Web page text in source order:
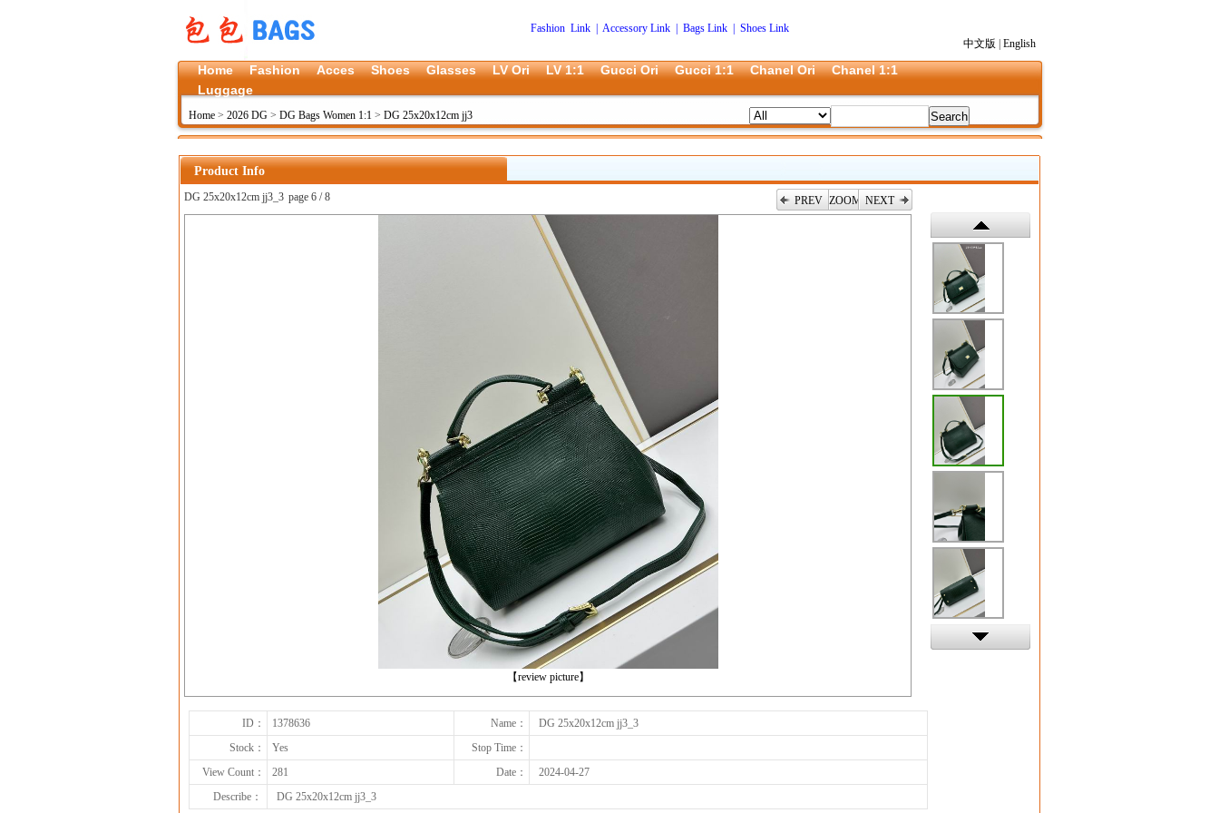
Fashion Link Accessory Link| Bags Link| Shoes Link
中文版
English
Home Fashion Acces Shoes Glasses LV Ori LV 1:1 Gucci Ori Gucci 1:1 Chanel Ori
Chanel 1:1
Luggage
Home > 2026 DG > DG Bags Women 1:1 > DG 25x20x12cm jj3
Product Info
DG 25x20x12cm jj3_3 page 6 / 8 PREV ZOOM NEXT
【review picture】
上一张
下一张
ID： 1378636 Name：
DG 25x20x12cm jj3_3
Stock：
Yes
Stop Time：
View Count：
281 Date：
2024-04-27
Describe：
DG 25x20x12cm jj3_3